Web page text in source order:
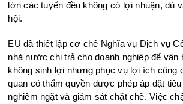
lớn các tuyến đều không có lợi nhuận, dù
hội.
EU đã thiết lập cơ chế Nghĩa vụ Dịch vụ
nhà nước chi trả cho doanh nghiệp để vận
không sinh lợi nhưng phục vụ lợi ích công
quan có thẩm quyền được phép áp đặt
nghiêm ngặt và giám sát chặt chẽ. Việc